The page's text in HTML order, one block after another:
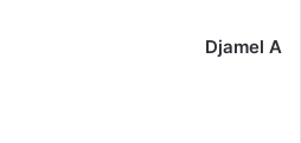
Djamel A